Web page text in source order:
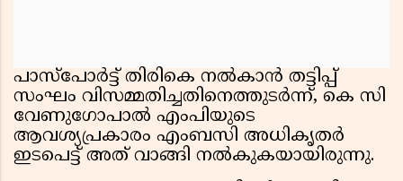
പാസ്‌പോർട്ട് തിരികെ നൽകാൻ തട്ടിപ്പ്
സംഘം വിസമ്മതിച്ചതിനെത്തുടർന്ന്, കെ സി
വേണുഗോപാൽ എംപിയുടെ
ആവശ്യപ്രകാരം എംബസി അധികൃതർ
ഇടപെട്ട് അത് വാങ്ങി നൽകുകയായിരുന്നു.